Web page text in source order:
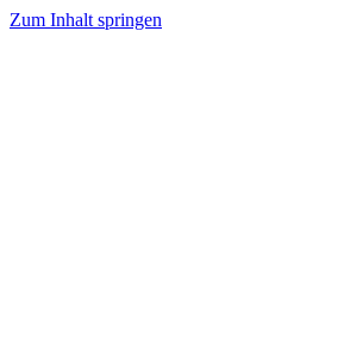
Zum Inhalt springen